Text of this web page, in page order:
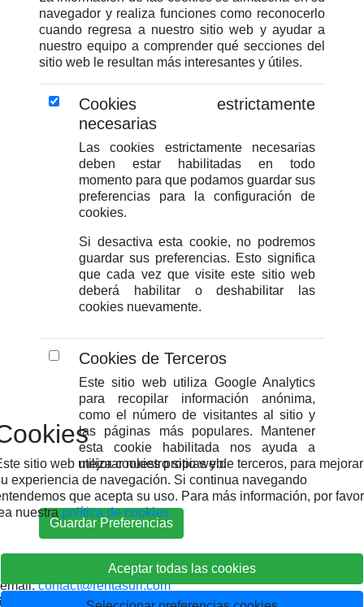
sitio web utiliza cookies propias y de terceros, para mejorar
experiencia de navegación. Si continua navegando
que acepta su uso. Para más información, por
nuestrapolítica de cookies
Aceptar todas las cookies
navegador y realiza funciones como reconocerlo
cuando regresa a nuestro sitio web y ayudar a
nuestro equipo a comprender qué secciones del
sitio web le resultan más interesantes y útiles.
Cookies estrictamente
necesarias
Las cookies estrictamente necesarias
deben estar habilitadas en todo
momento para que podamos guardar sus
preferencias para la configuración de
cookies.
Si desactiva esta cookie, no podremos
guardar sus preferencias. Esto significa
que cada vez que visite este sitio web
deberá habilitar o deshabilitar las
cookies nuevamente.
Cookies de Terceros
Este sitio web utiliza Google Analytics
para recopilar información anónima,
como el número de visitantes al sitio y
las páginas más populares. Mantener
esta cookie habilitada nos ayuda a
mejorar nuestro sitio web.
Guardar Preferencias
email:contact@rentasuri.com
SUBSCRÍBETE A NUESTRA NEWSLETTER